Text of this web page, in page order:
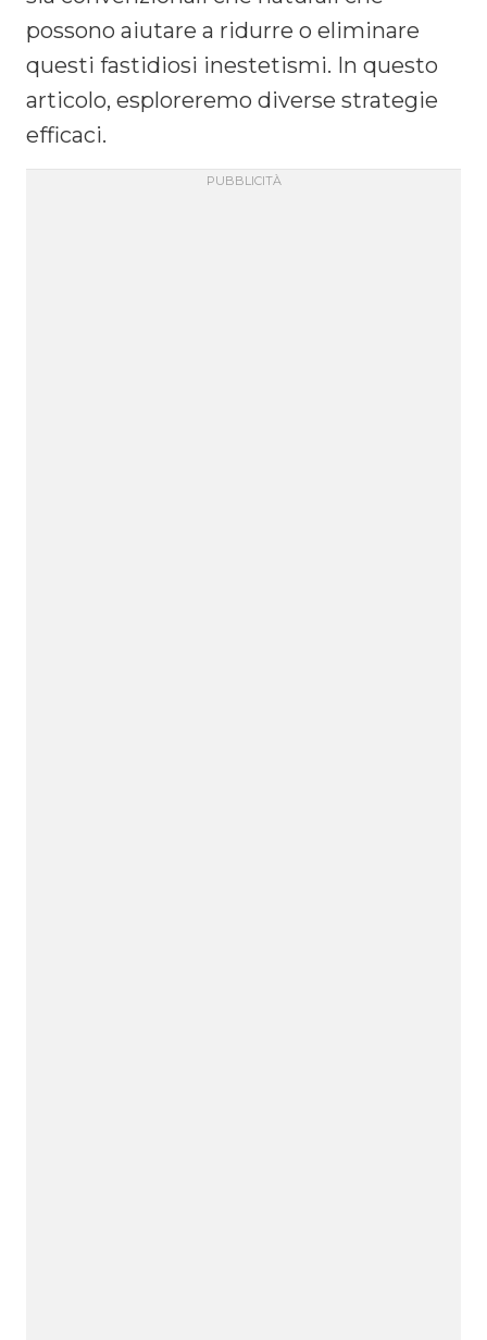
possono aiutare a ridurre o eliminare
questi fastidiosi inestetismi. In questo
articolo, esploreremo diverse strategie
efficaci.